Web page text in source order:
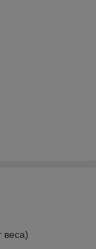
веса)